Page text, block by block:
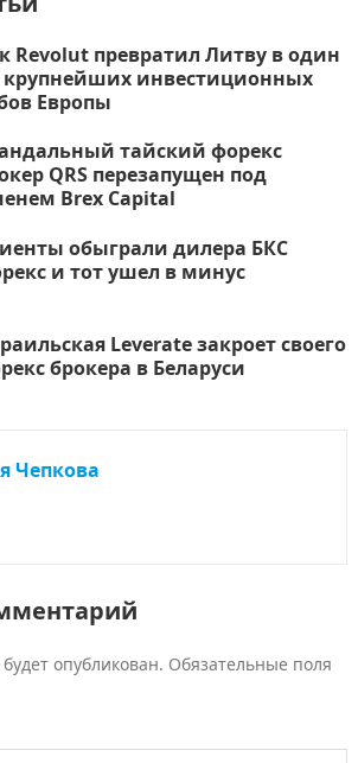
Revolut превратил Литву в один
крупнейших инвестиционных
Европы
тайский форекс
QRS перезапущен под
Brex Capital
обыграли дилера БКС
и тот ушел в минус
Leverate закроет своего
брокера в Беларуси
Чепкова
опубликован. Обязательные поля